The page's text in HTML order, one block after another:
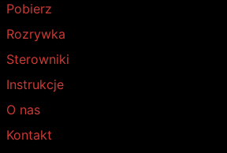
Pobierz
Rozrywka
Sterowniki
Instrukcje
O nas
Kontakt